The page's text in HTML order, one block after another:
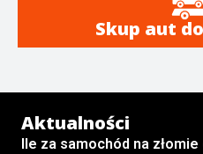
Skup aut
Aktualności
Ile za samochód na